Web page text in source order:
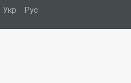
Укр Рус